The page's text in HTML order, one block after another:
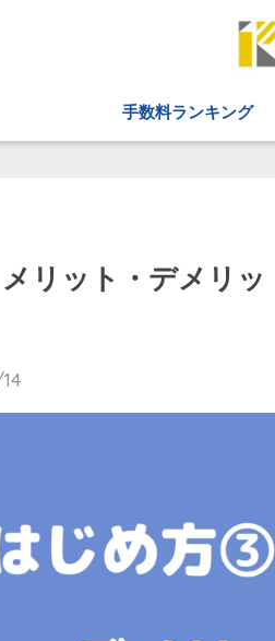
手数料ランキング
リット・デメリ